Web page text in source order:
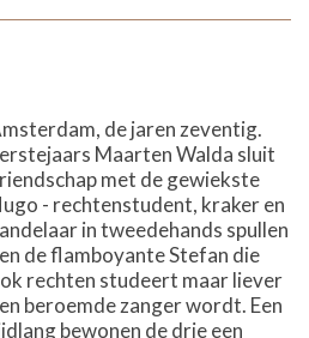
de jaren zeventig.
Maarten Walda sluit
met de gewiekste
- rechtenstudent, kraker en
in tweedehands spullen
de flamboyante Stefan die
rechten studeert maar liever
beroemde zanger wordt. Een
bewonen de drie een